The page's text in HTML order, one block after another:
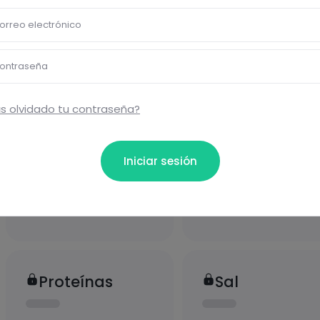
Carbohidratos
Proteínas
Grasas
Sal
electrónico
olvidado tu contraseña?
Iniciar sesión